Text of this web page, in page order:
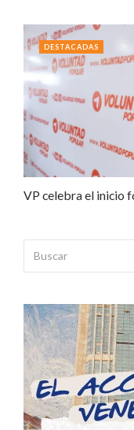
VP celebra el inicio
DESTACADAS